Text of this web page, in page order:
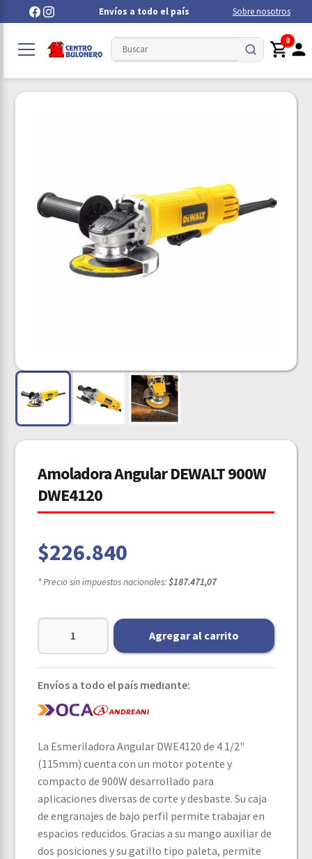
Envíos a todo el país Sobre nosotros
0
Amoladora Angular DEWALT 900W
DWE4120
$226.840
* Precio sin impuestos nacionales:$187.471,07
Agregar al carrito
Envíos a todo el país mediante:
La Esmeriladora Angular DWE4120 de 4 1/2"
(115mm) cuenta con un motor potente y
compacto de 900W desarrollado para
aplicaciones diversas de corte y desbaste. Su caja
de engranajes de bajo perfil permite trabajar en
espacios reducidos. Gracias a su mango auxiliar de
dos posiciones y su gatillo tipo paleta, permite